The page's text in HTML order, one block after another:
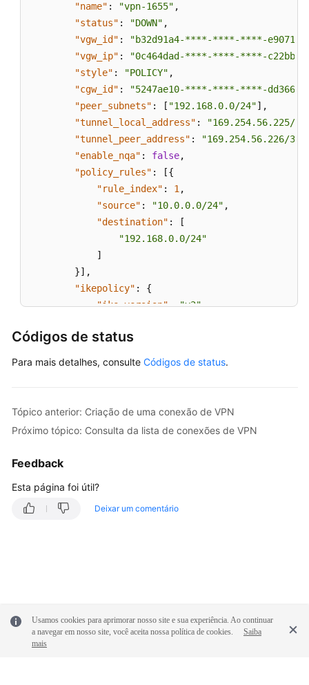
"name" : "vpn-1655" ,
"status" : "DOWN" ,
"vgw_id" :
"b32d91a4-****-****-****-
"vgw_ip" :
"0c464dad-****-****-****-
"style" : "POLICY" ,
"cgw_id" :
"5247ae10-****-****-****-
"peer_subnets" : [ "192.168.0.0/24"] ,
"tunnel_local_address" :
"169.254.56.225/
"tunnel_peer_address" : "169.254.56.226/30"
"enable_nqa" : false,
"policy_rules" : [{
"rule_index" : 1 ,
"source" : "10.0.0.0/24" ,
"destination" :
[
"192.168.0.0/24"
]
}] ,
"ikepolicy" :
{
"ike_version": "v2",
"encryption_algorithm"
"authentication_method"
"local_id"
"peer_id_type" : "ip",
"interval"
"pfs": "group14",
"transform_protocol": "esp",
Códigos de status
Para mais detalhes, consulte Códigos de status.
Tópico anterior: Criação de uma conexão de VPN
Próximo tópico: Consulta da lista de conexões de VPN
Feedback
Esta página foi útil?
Deixar um comentário
Usamos cookies para aprimorar nosso site e sua experiência. Ao continuar
a navegar em nosso site, você aceita nossa política de cookies.
Saiba
mais